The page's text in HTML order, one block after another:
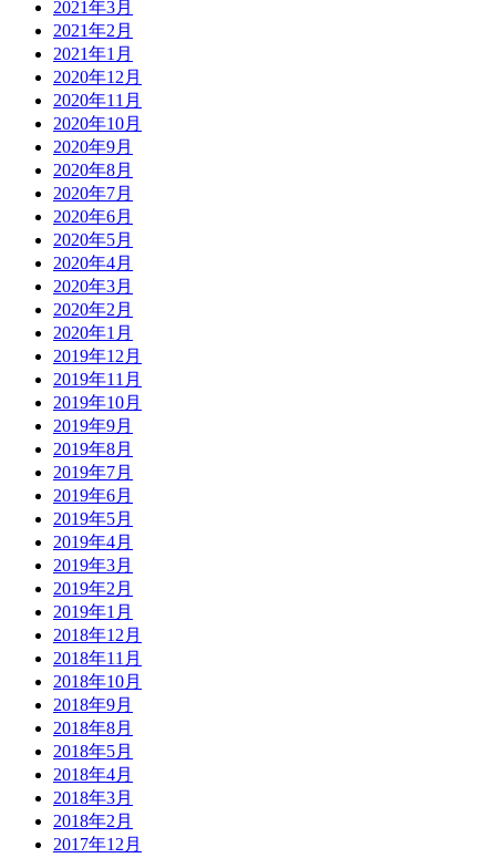
2021年3月
2021年2月
2021年1月
2020年12月
2020年11月
2020年10月
2020年9月
2020年8月
2020年7月
2020年6月
2020年5月
2020年4月
2020年3月
2020年2月
2020年1月
2019年12月
2019年11月
2019年10月
2019年9月
2019年8月
2019年7月
2019年6月
2019年5月
2019年4月
2019年3月
2019年2月
2019年1月
2018年12月
2018年11月
2018年10月
2018年9月
2018年8月
2018年5月
2018年4月
2018年3月
2018年2月
2017年12月